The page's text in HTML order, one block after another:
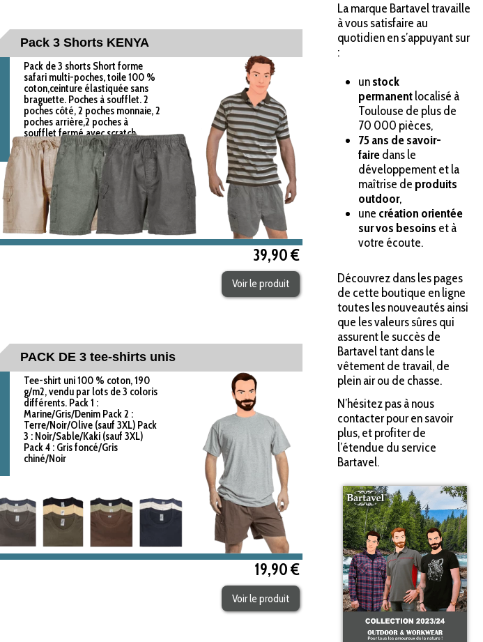
Pack 3 Shorts KENYA
Pack de 3 shorts Short forme
safari multi-poches, toile 100 %
coton,ceinture élastiquée sans
braguette. Poches à soufflet. 2
poches côté, 2 poches monnaie, 2
poches arrière,2 poches à
soufflet fermé avec scratch.
Short BARTAVEL Coloris :
anthracite + beige + kaki
39,90 €
Voir le produit
PACK DE 3 tee-shirts unis
Tee-shirt uni 100 % coton, 190
g/m2, vendu par lots de 3 coloris
différents. Pack 1 :
Marine/Gris/Denim Pack 2 :
Terre/Noir/Olive (sauf 3XL) Pack
3 : Noir/Sable/Kaki (sauf 3XL)
Pack 4 : Gris foncé/Gris
chiné/Noir
19,90 €
Voir le produit
La marque Bartavel travaille
à vous satisfaire au
quotidien en s’appuyant sur
:
unstock
permanentlocalisé à
Toulouse de plus de
70 000 pièces,
75 ans de savoir-
fairedans le
développement et la
maîtrise de produits
outdoor,
une création orientée
sur vos besoins et à
votre écoute.
Découvrez dans les pages
de cette boutique en ligne
toutes les nouveautés ainsi
que les valeurs sûres qui
assurent le succès de
Bartavel tant dans le
vêtement de travail, de
plein air ou de chasse.
N’hésitez pas à nous
contacter pour en savoir
plus, et profiter de
l’étendue du service
Bartavel.